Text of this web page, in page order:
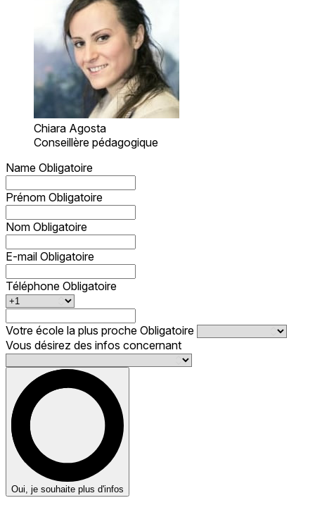
Chiara Agosta
Conseillère pédagogique
Name Obligatoire
Prénom Obligatoire
Nom Obligatoire
E-mail Obligatoire
Téléphone Obligatoire
Votre école la plus proche Obligatoire
Vous désirez des infos concernant
Oui, je souhaite plus d'infos